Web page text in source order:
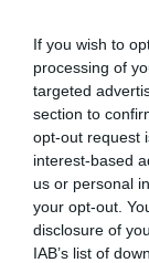
If you wish to
processing of
targeted
section to
opt-out request
interest-based
us or personal
your opt-out.
disclosure of
IAB’s list of
Estigues
ACTIVAR